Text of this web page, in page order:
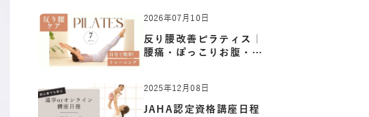
2026年07月10日
反り腰改善ピラティス｜
腰痛・ぽっこりお腹・姿
2025年12月08日
JAHA認定資格講座日程